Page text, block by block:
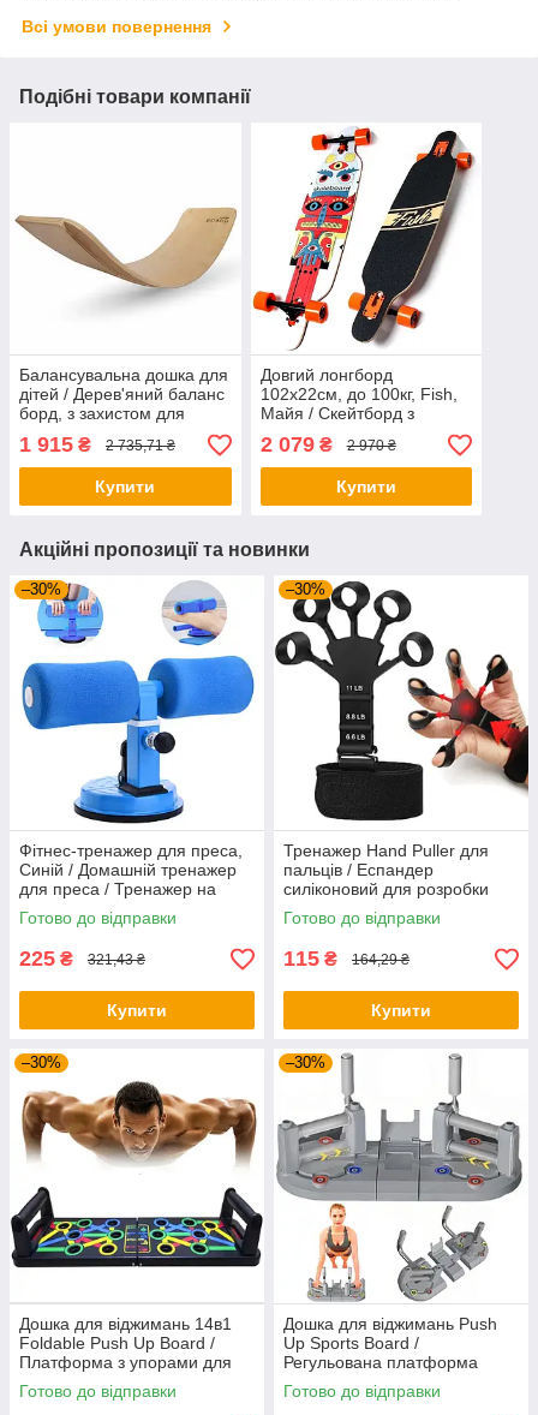
Всі умови повернення
Подібні товари компанії
Балансувальна дошка для
дітей / Дерев'яний баланс
борд, з захистом для
93×28×21см / Рокерборд
дитячий
1 915 ₴ 2 735,71 ₴
Купити
Довгий лонгборд
102х22см, до 100кг, Fish,
Майя / Скейтборд з
Дитячий скейт
2 079₴ 2 970 ₴
Купити
Акційні пропозиції та новинки
–30%
Фітнес-тренажер для преса,
Синій / Домашній тренажер
для преса / Тренажер на
присосках
Готово до відправки
225 ₴ 321,43 ₴
Купити
–30%
Тренажер Hand Puller для
пальців / Еспандер
силіконовий для розробки
пальців руки
Готово до відправки
115 ₴ 164,29 ₴
Купити
–30%
Дошка для віджимань 14в1
Foldable Push Up Board /
Платформа з упорами для
віджимань / Тренажер для
віджимання
Готово до відправки
–30%
Дошка для віджимань Push
Up Sports Board /
Регульована платформа
тренажер для віджимань /
Упори від підлоги
Готово до відправки